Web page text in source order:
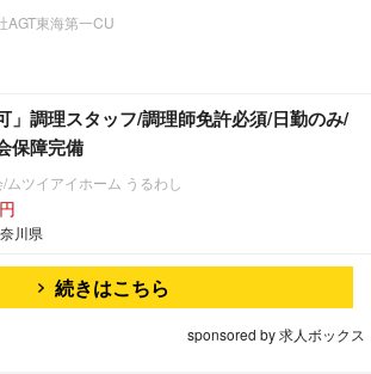
AGT東海第一CU
」調理スタッフ/調理師免許必須/日勤のみ/
保障完備
ツイアイホーム うるわし
川県
続きはこちら
sponsored by 求人ボックス